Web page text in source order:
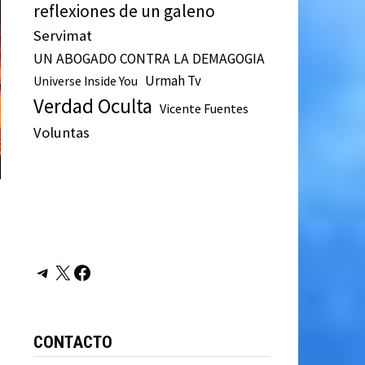
reflexiones de un galeno
Servimat
UN ABOGADO CONTRA LA DEMAGOGIA
Universe Inside You Urmah Tv
Verdad Oculta Vicente Fuentes
Voluntas
Telegram
X Facebook
CONTACTO